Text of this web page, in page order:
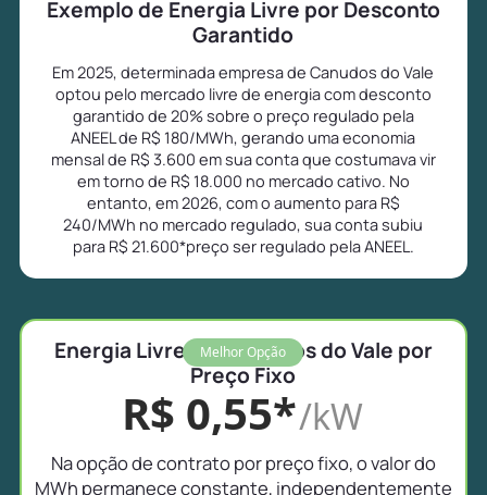
Exemplo de Energia Livre por Desconto
Garantido
Em 2025, determinada empresa de Canudos do Vale
optou pelo mercado livre de energia com desconto
garantido de 20% sobre o preço regulado pela
ANEEL de R$ 180/MWh, gerando uma economia
mensal de R$ 3.600 em sua conta que costumava vir
em torno de R$ 18.000 no mercado cativo. No
entanto, em 2026, com o aumento para R$
240/MWh no mercado regulado, sua conta subiu
para R$ 21.600*preço ser regulado pela ANEEL.
Melhor Opção
Energia Livre em Canudos do Vale por
Preço Fixo
R$ 0,55*/kW
Na opção de contrato por preço fixo, o valor do
MWh permanece constante, independentemente